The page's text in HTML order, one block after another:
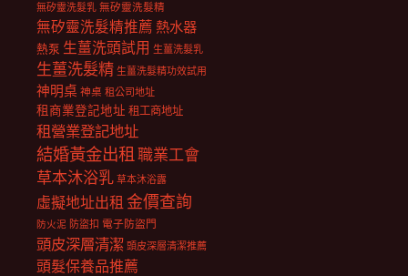
無矽靈洗髮乳 無矽靈洗髮精
無矽靈洗髮精推薦 熱水器
熱泵 生薑洗頭試用 生薑洗髮乳
生薑洗髮精 生薑洗髮精功效試用
神明桌 神桌 租公司地址
租商業登記地址 租工商地址
租營業登記地址
結婚黃金出租職業工會
草本沐浴乳 草本沐浴露
虛擬地址出租 金價查詢
防火泥 防盜扣 電子防盜門
頭皮深層清潔 頭皮深層清潔推薦
頭髮保養品推薦